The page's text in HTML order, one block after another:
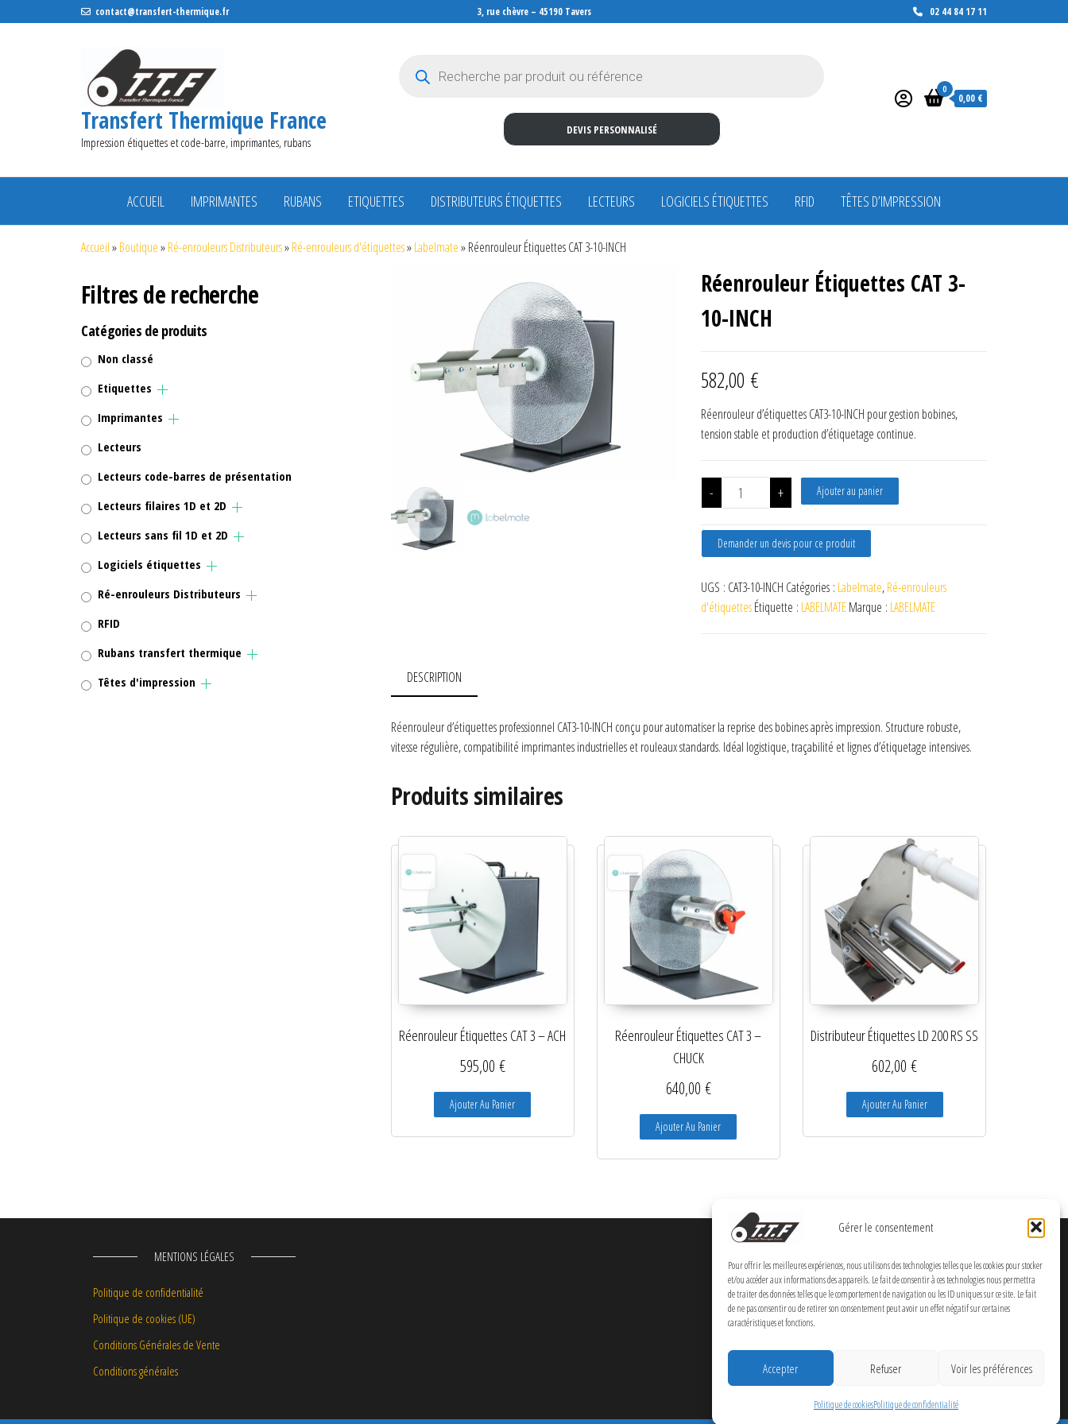
Gérer le consentement
Pour offrir les meilleures expériences, nous utilisons des technologies telles que les cookies pour stocker
et/ou accéder aux informations des appareils. Le fait de consentir à ces technologies nous permettra
de traiter des données telles que le comportement de navigation ou les ID uniques sur ce site. Le fait
de ne pas consentir ou de retirer son consentement peut avoir un effet négatif sur certaines
caractéristiques et fonctions.
Accepter Refuser Voir les préférences
Politique de cookiesPolitique de confidentialité
contact@transfert-thermique.fr 3, rue chèvre – 45190 Tavers 02 44 84 17 11
Transfert Thermique France
Impression étiquettes et code-barre, imprimantes, rubans
DEVIS PERSONNALISÉ
0
0,00 €
ACCUEIL IMPRIMANTES RUBANS ETIQUETTES DISTRIBUTEURS ÉTIQUETTES LECTEURS LOGICIELS ÉTIQUETTES RFID TÊTES D’IMPRESSION
Accueil»Boutique»Ré-enrouleurs Distributeurs»Ré-enrouleurs d'étiquettes»Labelmate»Réenrouleur Étiquettes CAT 3-10-INCH
Réenrouleur Étiquettes CAT 3-
10-INCH
582,00 €
Réenrouleur d’étiquettes CAT3-10-INCH pour gestion bobines,
tension stable et production d’étiquetage continue.
- quantité de Réenrouleur Étiquettes CAT 3-10-INCH
+ Ajouter au panier
Demander un devis pour ce produit
UGS : CAT3-10-INCH Catégories : Labelmate,Ré-enrouleurs
d'étiquettesÉtiquette : LABELMATEMarque : LABELMATE
DESCRIPTION
Réenrouleur d’étiquettes professionnel CAT3-10-INCH conçu pour automatiser la reprise des bobines après impression. Structure robuste,
vitesse régulière, compatibilité imprimantes industrielles et rouleaux standards. Idéal logistique, traçabilité et lignes d’étiquetage intensives.
Produits similaires
Réenrouleur Étiquettes CAT 3 – ACH
595,00 €
Ajouter Au Panier
Réenrouleur Étiquettes CAT 3 –
CHUCK
640,00 €
Ajouter Au Panier
Distributeur Étiquettes LD 200 RS SS
602,00€
Ajouter Au Panier
Filtres de recherche
Catégories de produits
Non classé
Etiquettes
Imprimantes
Lecteurs
Lecteurs code-barres de présentation
Lecteurs filaires 1D et 2D
Lecteurs sans fil 1D et 2D
Logiciels étiquettes
Ré-enrouleurs Distributeurs
RFID
Rubans transfert thermique
Têtes d'impression
MENTIONS LÉGALES
Politique de confidentialité
Politique de cookies (UE)
Conditions Générales de Vente
Conditions générales